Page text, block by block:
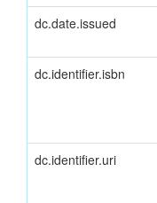
dc.date.issued
dc.identifier.isbn
dc.identifier.uri